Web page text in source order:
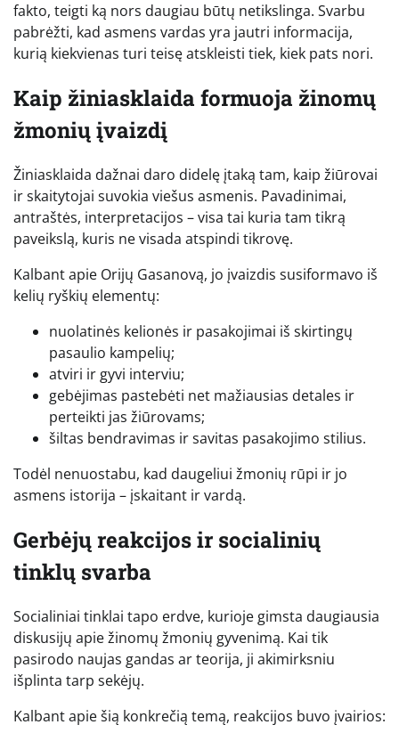
fakto, teigti ką nors daugiau būtų netikslinga. Svarbu
pabrėžti, kad asmens vardas yra jautri informacija,
kurią kiekvienas turi teisę atskleisti tiek, kiek pats nori.
Kaip žiniasklaida formuoja žinomų
žmonių įvaizdį
Žiniasklaida dažnai daro didelę įtaką tam, kaip žiūrovai
ir skaitytojai suvokia viešus asmenis. Pavadinimai,
antraštės, interpretacijos – visa tai kuria tam tikrą
paveikslą, kuris ne visada atspindi tikrovę.
Kalbant apie Orijų Gasanovą, jo įvaizdis susiformavo iš
kelių ryškių elementų:
nuolatinės kelionės ir pasakojimai iš skirtingų
pasaulio kampelių;
atviri ir gyvi interviu;
gebėjimas pastebėti net mažiausias detales ir
perteikti jas žiūrovams;
šiltas bendravimas ir savitas pasakojimo stilius.
Todėl nenuostabu, kad daugeliui žmonių rūpi ir jo
asmens istorija – įskaitant ir vardą.
Gerbėjų reakcijos ir socialinių
tinklų svarba
Socialiniai tinklai tapo erdve, kurioje gimsta daugiausia
diskusijų apie žinomų žmonių gyvenimą. Kai tik
pasirodo naujas gandas ar teorija, ji akimirksniu
išplinta tarp sekėjų.
Kalbant apie šią konkrečią temą, reakcijos buvo įvairios: